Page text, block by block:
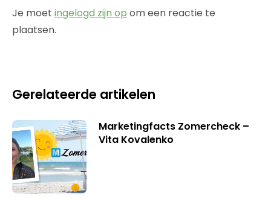
Je moet ingelogd zijn op om een reactie te
plaatsen.
Gerelateerde artikelen
Marketingfacts Zomercheck –
Vita Kovalenko